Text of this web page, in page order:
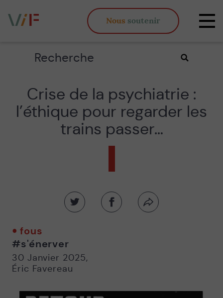
inégaux
Nous soutenir
Rechercher
Valider
Crise de la psychiatrie :
l’éthique pour regarder les
trains passer…
Partager
fenêtre
Partager
Partager
fous
#s'énerver
30 Janvier 2025,
Éric Favereau